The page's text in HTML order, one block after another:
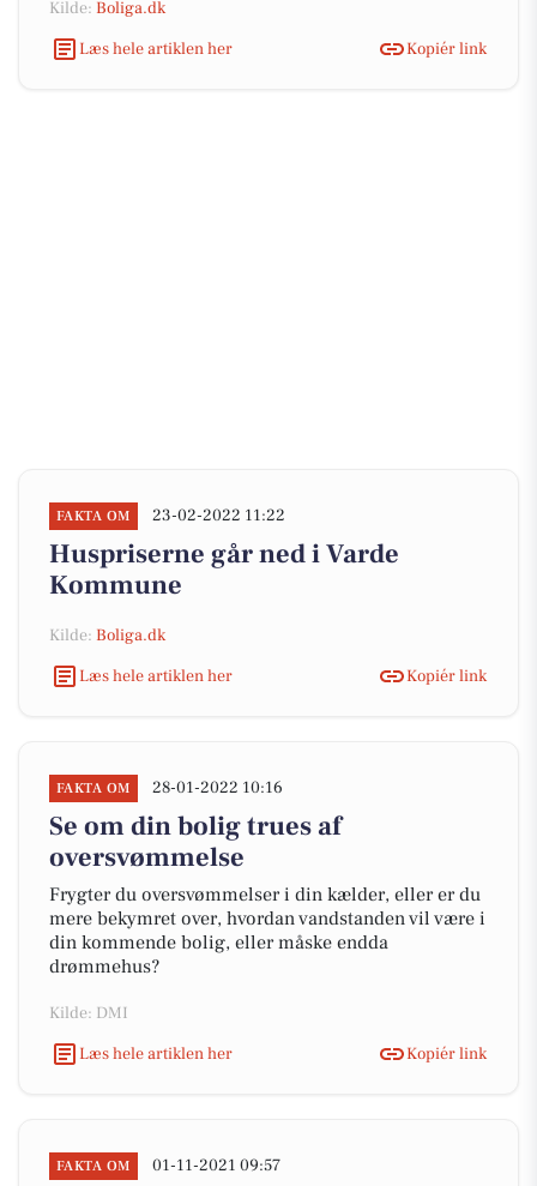
Kilde: Boliga.dk
Læs hele artiklen her
Kopiér link
FAKTA OM 23-02-2022 11:22
Huspriserne går ned i Varde
Kommune
Kilde: Boliga.dk
Læs hele artiklen her
Kopiér link
FAKTA OM 28-01-2022 10:16
Se om din bolig trues af
oversvømmelse
Frygter du oversvømmelser i din kælder, eller er du
mere bekymret over, hvordan vandstanden vil være i
din kommende bolig, eller måske endda
drømmehus?
Kilde: DMI
Læs hele artiklen her
Kopiér link
FAKTA OM 01-11-2021 09:57